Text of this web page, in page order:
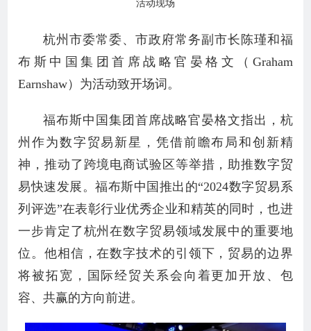
活动现场
杭州市委常委、市政府常务副市长陈瑾和福
布斯中国集团首席战略官晏格文（Graham
Earnshaw）为活动致开场词。
福布斯中国集团首席战略官晏格文指出，杭
州作为数字贸易新星，凭借前瞻布局和创新精
神，推动了跨境电商试验区等举措，助推数字贸
易快速发展。福布斯中国推出的“2024数字贸易系
列评选”在表彰行业优秀企业和精英的同时，也进
一步肯定了杭州在数字贸易领域发展中的重要地
位。他相信，在数字技术的引领下，贸易的边界
将被拓宽，国际经贸关系会向着更加开放、包
容、共赢的方向前进。